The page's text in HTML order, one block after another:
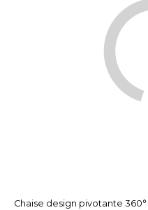
Chaise design pivotante